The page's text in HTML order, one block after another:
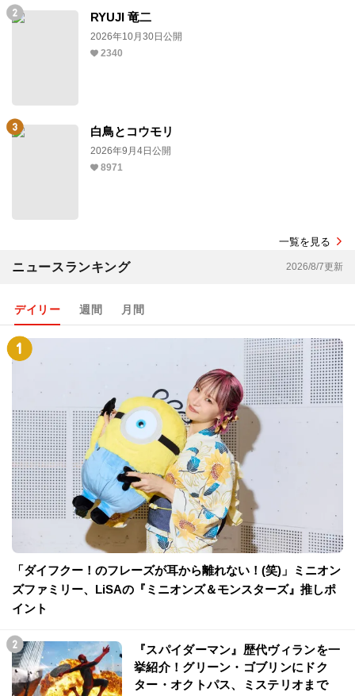
RYUJI 竜二
2026年10月30日公開
2340
白鳥とコウモリ
2026年9月4日公開
8971
一覧を見る
ニュースランキング 2026/8/7更新
デイリー 週間 月間
「ダイフクー！のフレーズが耳から離れない！(笑)」ミニオン
ズファミリー、LiSAの『ミニオンズ＆モンスターズ』推しポ
イント
『スパイダーマン』歴代ヴィランを一
挙紹介！グリーン・ゴブリンにドク
ター・オクトパス、ミステリオまで